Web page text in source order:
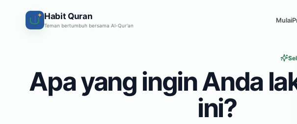
✦ Habit Quran
Teman bertumbuh bersama Al-Qur'an
Mulai
Apa yang ingin Anda
ini?